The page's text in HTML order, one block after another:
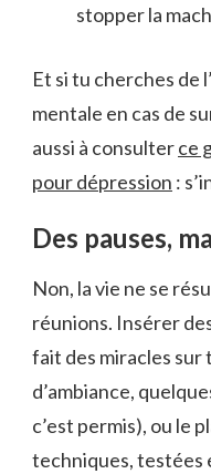
stopper la
Et si tu cherches de
mentale en cas de
aussi à consulterce
pour dépression :
Des pauses,
Non, la vie ne se
réunions. Insérer
fait des miracles sur
d’ambiance,
c’est permis), ou le
techniques, testées